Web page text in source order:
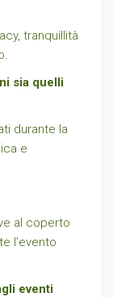
tranquillità
sia quelli
durante la
e
al coperto
l’evento
eventi